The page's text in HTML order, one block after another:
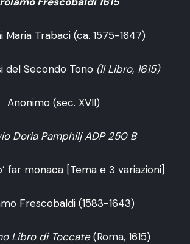
Maria Trabaci (ca. 1575-1647)
del Secondo Tono (II Libro, 1615)
Anonimo (sec. XVII)
Doria Pamphilj ADP 250 B
far monaca [Tema e 3 variazioni]
Frescobaldi (1583-1643)
Libro di Toccate(Roma, 1615)